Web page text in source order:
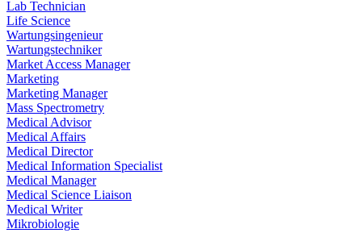
Lab Technician
Life Science
Wartungsingenieur
Wartungstechniker
Market Access Manager
Marketing
Marketing Manager
Mass Spectrometry
Medical Advisor
Medical Affairs
Medical Director
Medical Information Specialist
Medical Manager
Medical Science Liaison
Medical Writer
Mikrobiologie